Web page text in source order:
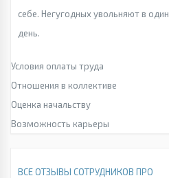
себе. Негугодных увольняют в один
день.
Условия оплаты труда
Отношения в коллективе
Оценка начальству
Возможность карьеры
ВСЕ ОТЗЫВЫ СОТРУДНИКОВ ПРО